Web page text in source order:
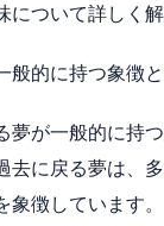
について詳しく解
般的に持つ象徴
夢が一般的に持
去に戻る夢は、
象徴しています